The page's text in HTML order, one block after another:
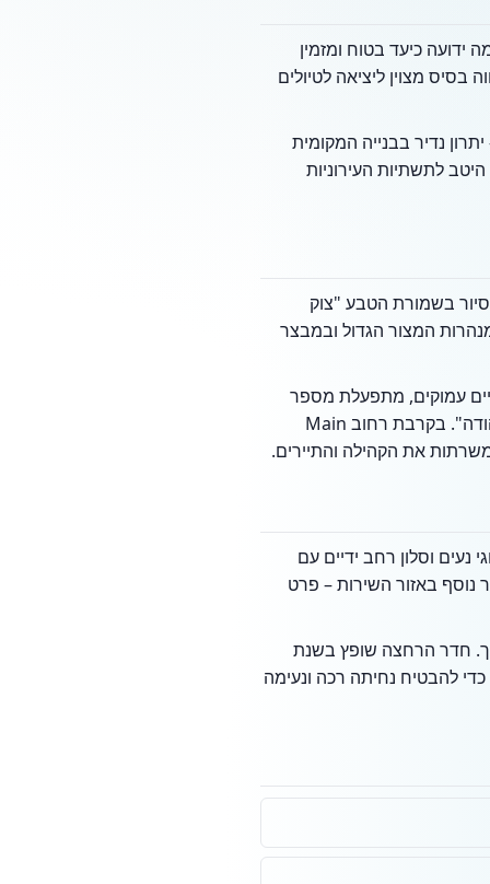
כיעד בטוח ומזמין
מצוין ליציאה לטיולים
נדיר בבנייה המקומית
לתשתיות העירוניות
בשמורת הטבע "צוק
המצור הגדול ובמבצר
עמוקים, מתפעלת מספר
בתי כנסת היסטוריים ומרשימים, ביניהם בית הכנסת "שער השמיים" (הסנוגה) ובית הכנסת "נפוצות יהודה". בקרבת רחוב Main
נעים וסלון רחב ידיים עם
נוסף באזור השירות – פרט
חדר הרחצה שופץ בשנת
כדי להבטיח נחיתה רכה ונעימה